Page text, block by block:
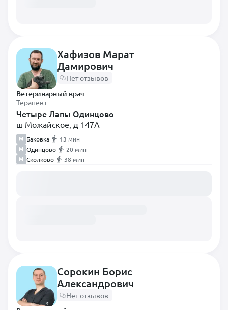
Хафизов Марат
Дамирович
Нет отзывов
Ветеринарный врач
Терапевт
Четыре Лапы Одинцово
ш Можайское, д 147А
Баковка
13 мин
Одинцово
20 мин
Сколково
38 мин
Сорокин Борис
Александрович
Нет отзывов